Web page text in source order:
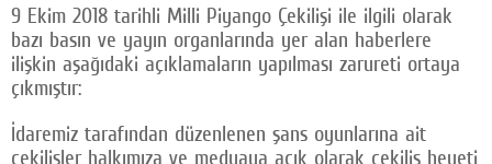
9 Ekim 2018 tarihli Milli Piyango Çekilişi ile ilgili olarak
bazı basın ve yayın organlarında yer alan haberlere
ilişkin aşağıdaki açıklamaların yapılması zarureti ortaya
çıkmıştır:
İdaremiz tarafından düzenlenen şans oyunlarına ait
çekilişler halkımıza ve medyaya açık olarak çekiliş heyeti